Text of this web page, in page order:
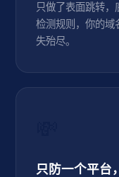
只做了表面跳转
检测规则，你的域
失殆尽。
只防一个平台